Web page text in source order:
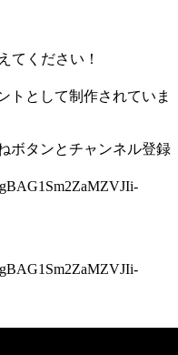
てください！
トとして制作されていま
ボタンとチャンネル登録